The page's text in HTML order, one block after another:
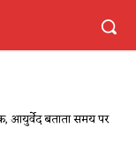
आयुर्वेद बताता समय पर